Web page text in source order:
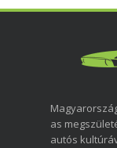
as
autós